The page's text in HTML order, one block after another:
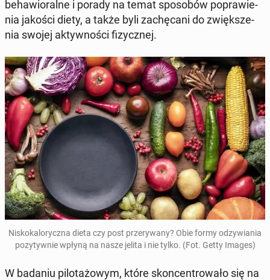
be­ha­wio­ral­ne i porady na temat spo­so­bów po­pra­wie­
nia jakości diety, a także byli za­chę­ca­ni do zwięk­sze­
nia swojej ak­tyw­no­ści fi­zycz­nej.
Ni­sko­ka­lo­rycz­na dieta czy post prze­ry­wa­ny? Obie formy od­zy­wia­nia
po­zy­tyw­nie wpłyną na nasze jelita i nie tylko. (Fot. Getty Images)
W badaniu pi­lo­ta­żo­wym, które skon­cen­tro­wa­ło się na